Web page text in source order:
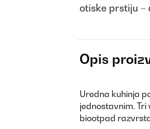
otiske prstiju –
Opis
Uredna kuhinja
jednostavnim.
biootpad